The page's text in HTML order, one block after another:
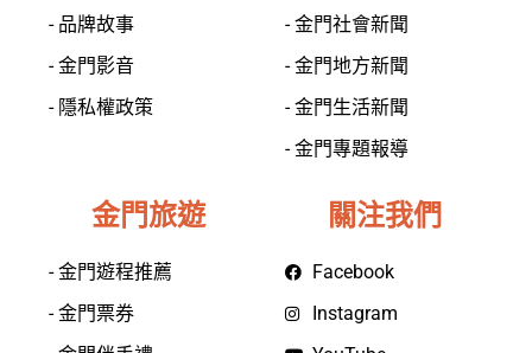
- 品牌故事
- 金門影音
- 隱私權政策
- 金門社會新聞
- 金門地方新聞
- 金門生活新聞
- 金門專題報導
金門旅遊
- 金門遊程推薦
- 金門票券
關注我們
Facebook
Instagram